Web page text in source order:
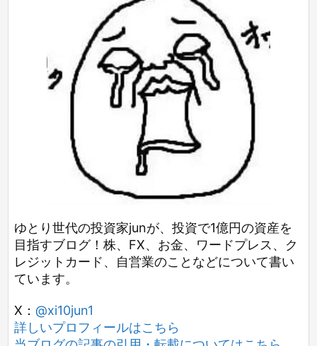
ゆとり世代の投資家junが、投資で1億円の資産を
目指すブログ！株、FX、お金、ワードプレス、ク
レジットカード、自営業のことなどについて書い
ています。
X： @xi10jun1
詳しいプロフィールはこちら